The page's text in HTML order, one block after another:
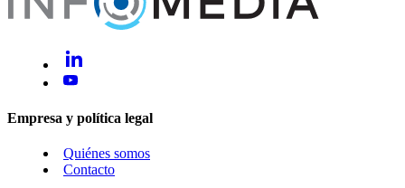
Empresa y política legal
Quiénes somos
Contacto